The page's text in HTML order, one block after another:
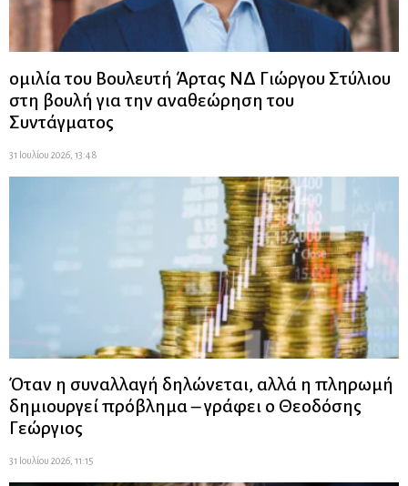
ομιλία του Βουλευτή Άρτας ΝΔ Γιώργου Στύλιου
στη βουλή για την αναθεώρηση του
Συντάγματος
31 Ιουλίου 2026, 13:48
Όταν η συναλλαγή δηλώνεται, αλλά η πληρωμή
δημιουργεί πρόβλημα – γράφει ο Θεοδόσης
Γεώργιος
31 Ιουλίου 2026, 11:15